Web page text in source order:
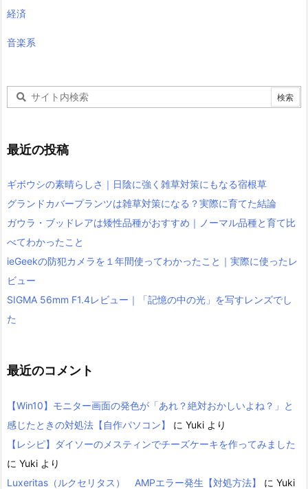
経済
音楽系
最近の投稿
ギボウシの素晴らしさ｜日陰に強く雑草対策にもなる宿根草
グランドカバープランツは雑草対策になる？実際に育てた結論
ガウラ・ブッドレアは矮性品種がおすすめ｜ノーマル品種と育て比
べてわかったこと
ieGeekの防犯カメラを１年間使ってわかったこと｜実際に使ったレ
ビュー
SIGMA 56mm F1.4レビュー｜「記憶の中の光」を写すレンズでし
た
最近のコメント
【Win10】モニター画面の発色が「あれ？絶対おかしいよね？」と
感じたときの対処法【自作パソコン】
に Yuki より
【レシピ】ダイソーのメスティンでチーズケーキを作ってみました
に Yuki より
Luxeritas（ルクセリタス） AMPエラー発生【対処方法】
に Yuki